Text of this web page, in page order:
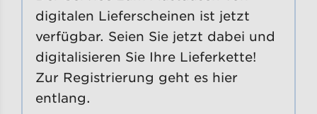
digitalen Lieferscheinen ist jetzt
verfügbar. Seien Sie jetzt dabei und
digitalisieren Sie Ihre Lieferkette!
Zur Registrierung geht es hier
entlang.